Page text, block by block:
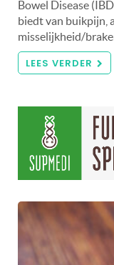
Bowel Disease
biedt van buikpijn,
misselijkheid/
LEES VERDER